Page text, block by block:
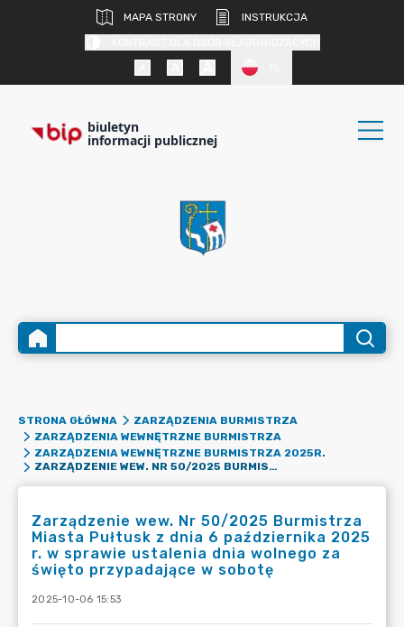
MAPA STRONY
INSTRUKCJA
biuletyn
informacji publicznej
STRONA GŁÓWNA
ZARZĄDZENIA BURMISTRZA
ZARZĄDZENIA WEWNĘTRZNE BURMISTRZA
ZARZĄDZENIA WEWNĘTRZNE BURMISTRZA 2025R.
ZARZĄDZENIE WEW. NR 50/2025 BURMISTRZA MIASTA PUŁTUSK Z DNIA 6 PAŹDZIERNIKA 2025 R. W SPRAWIE USTALENIA DNIA WOLNEGO ZA ŚWIĘTO PRZYPADAJĄCE W SOBOTĘ
Zarządzenie wew. Nr 50/2025 Burmistrza
Miasta Pułtusk z dnia 6 października 2025
r. w sprawie ustalenia dnia wolnego za
święto przypadające w sobotę
2025-10-06 15:53